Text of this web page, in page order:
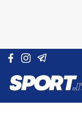
Vai al contenuto